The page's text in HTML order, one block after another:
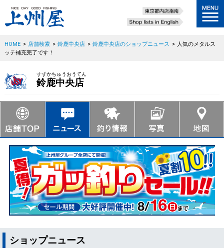
HOME > 店舗検索 > 鈴鹿中央店 > 鈴鹿中央店のショップニュース > 人気のメタルス
ッテ補充完了です！
すずかちゅうおうてん
鈴鹿中央店
ショップニュース